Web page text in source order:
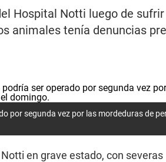
Hospital Notti luego de
animales tenía denuncias
por segunda vez por las mordeduras de
en grave estado, con severas